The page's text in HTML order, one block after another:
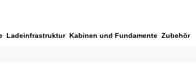
Ladeinfrastruktur Kabinen und Fundamente Zubehör